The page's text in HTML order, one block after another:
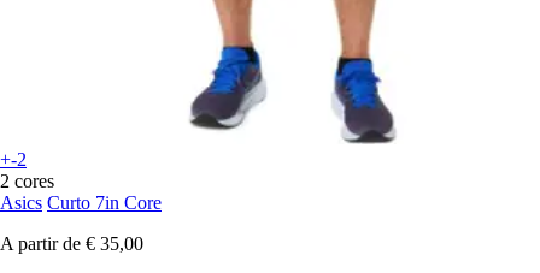
+-2
2 cores
Asics Curto 7in Core
A partir de € 35,00